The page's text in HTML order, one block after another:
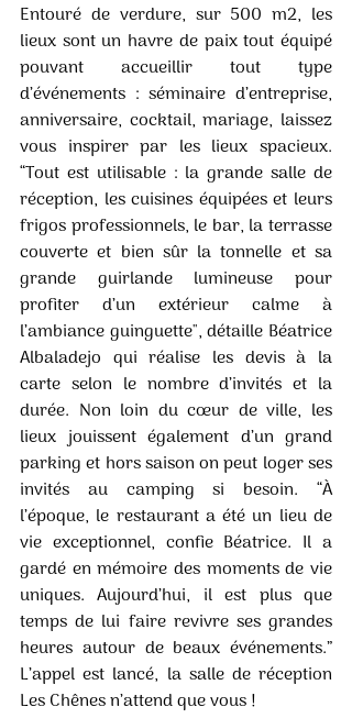
Entouré de verdure, sur 500 m2, les
lieux sont un havre de paix tout équipé
pouvant accueillir tout type
d’événements : séminaire d’entreprise,
anniversaire, cocktail, mariage, laissez
vous inspirer par les lieux spacieux.
“Tout est utilisable : la grande salle de
réception, les cuisines équipées et leurs
frigos professionnels, le bar, la terrasse
couverte et bien sûr la tonnelle et sa
grande guirlande lumineuse pour
profiter d’un extérieur calme à
l’ambiance guinguette", détaille Béatrice
Albaladejo qui réalise les devis à la
carte selon le nombre d’invités et la
durée. Non loin du cœur de ville, les
lieux jouissent également d’un grand
parking et hors saison on peut loger ses
invités au camping si besoin. “À
l’époque, le restaurant a été un lieu de
vie exceptionnel, confie Béatrice. Il a
gardé en mémoire des moments de vie
uniques. Aujourd’hui, il est plus que
temps de lui faire revivre ses grandes
heures autour de beaux événements.”
L’appel est lancé, la salle de réception
Les Chênes n’attend que vous !